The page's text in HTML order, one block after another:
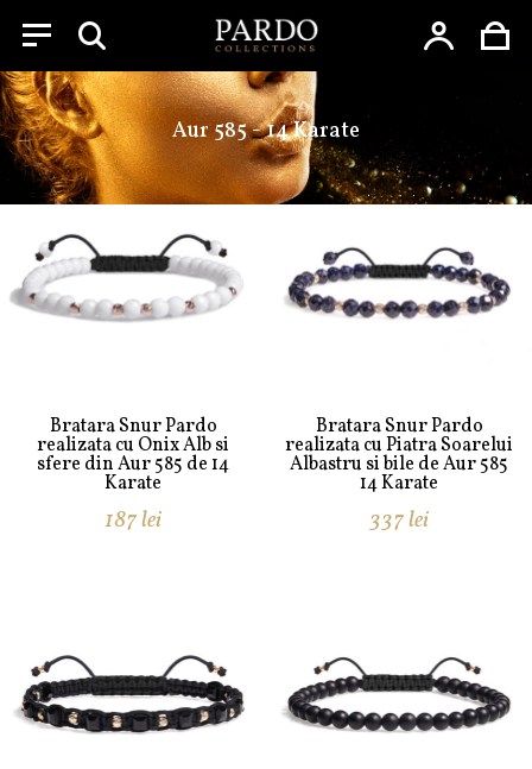
Skip
to
content
Menu
Aur 585 - 14 Karate
Bratara Snur Pardo
realizata cu Onix Alb si
sfere din Aur 585 de 14
Karate
187lei
Bratara Snur Pardo
realizata cu Piatra Soarelui
Albastru si bile de Aur 585
14 Karate
337lei